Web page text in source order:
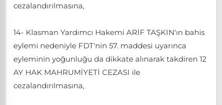
cezalandırılmasına,
14- Klasman Yardımcı Hakemi ARİF TAŞKIN'ın bahis
eylemi nedeniyle FDT'nin 57. maddesi uyarınca
eyleminin yoğunluğu da dikkate alınarak takdiren 12
AY HAK MAHRUMİYETİ CEZASI ile
cezalandırılmasına,